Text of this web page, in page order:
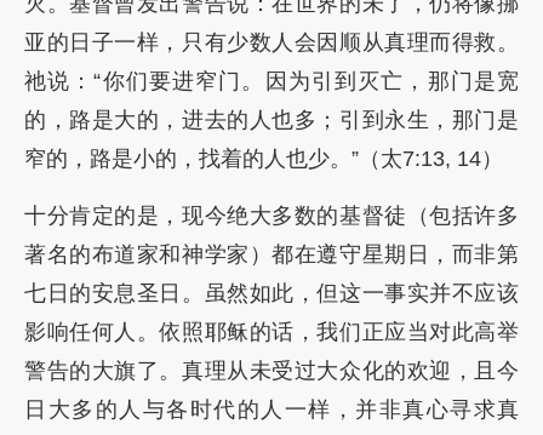
亚的日子一样，只有少数人会因顺从真理而得救。
祂说：“你们要进窄门。因为引到灭亡，那门是宽
的，路是大的，进去的人也多；引到永生，那门是
窄的，路是小的，找着的人也少。”（太7:13, 14）
十分肯定的是，现今绝大多数的基督徒（包括许多
著名的布道家和神学家）都在遵守星期日，而非第
七日的安息圣日。虽然如此，但这一事实并不应该
影响任何人。依照耶稣的话，我们正应当对此高举
警告的大旗了。真理从未受过大众化的欢迎，且今
日大多的人与各时代的人一样，并非真心寻求真